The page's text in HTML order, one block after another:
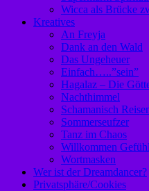
Wicca als Brücke
Kreatives
An Freyja
Dank an den Wald
Das Ungeheuer
Einfach…..”sein”
Hagalaz – Die
Nachthimmel
Schamanisch
Sommerseufzer
Tanz im Chaos
Willkommen
Wortmasken
Wer ist der Dreamdancer?
Privatsphäre/Cookies